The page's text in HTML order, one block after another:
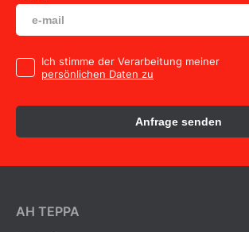
Ich stimme der Verarbeitung meiner
persönlichen Daten zu
Anfrage senden
AH ТEPPA